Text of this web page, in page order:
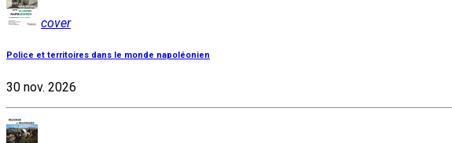
cover
Police et territoires dans le monde napoléonien
30 nov. 2026